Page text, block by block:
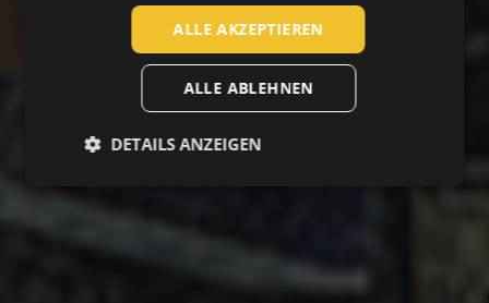
SPANISH
FRENCH
ALLE AKZEPTIEREN
ALLE ABLEHNEN
DETAILS ANZEIGEN